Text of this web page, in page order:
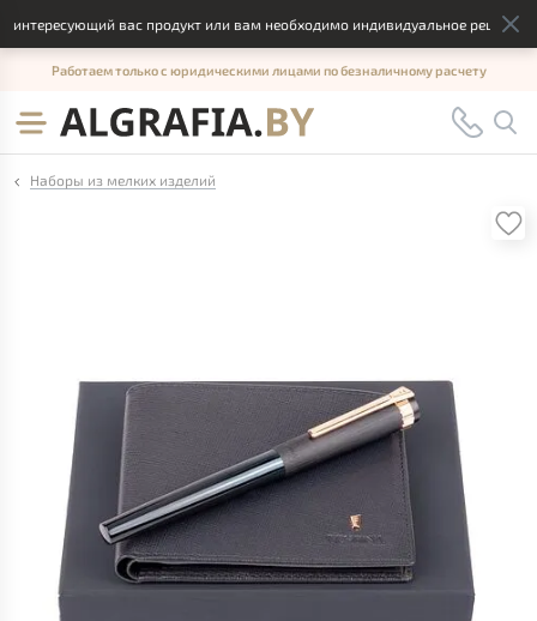
вас продукт или вам необходимо индивидуальное решение,
Работаем только с юридическими лицами по безналичному расчету
Наборы из мелких изделий